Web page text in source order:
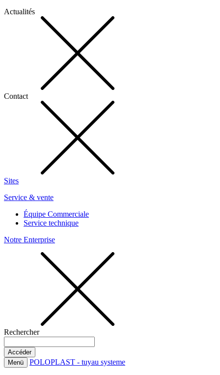
Actualités
Contact
Sites
Service & vente
Équipe Commerciale
Service technique
Notre Enterprise
Rechercher
Menü POLOPLAST - tuyau systeme